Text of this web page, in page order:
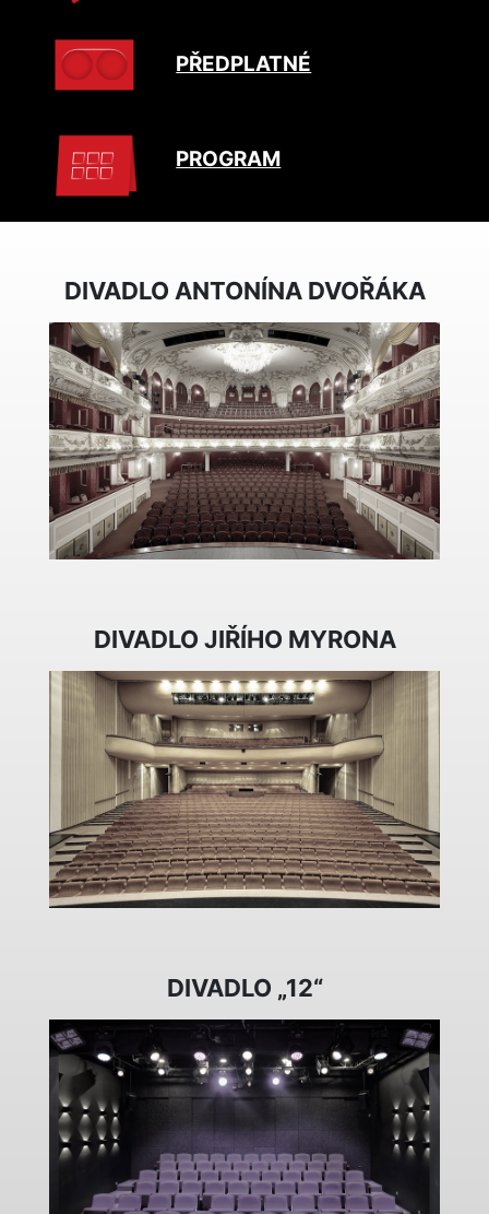
PŘEDPLATNÉ
PROGRAM
DIVADLO ANTONÍNA DVOŘÁKA
DIVADLO JIŘÍHO MYRONA
DIVADLO „12“